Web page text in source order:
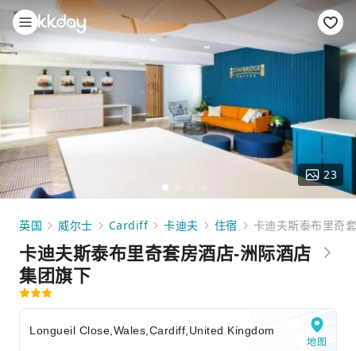
23
英国 威尔士 Cardiff 卡迪夫 住宿 卡迪夫斯泰布里奇
卡迪夫斯泰布里奇套房酒店-洲际酒店
集团旗下
Longueil Close,Wales,Cardiff,United Kingdom
地图